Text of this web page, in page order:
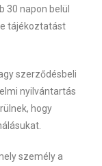
30 napon belül
tájékoztatást
szerződésbeli
nyilvántartás
hogy
személy a